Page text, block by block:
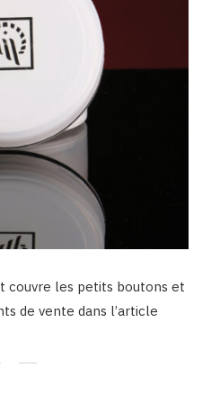
couvre les petits boutons et
de vente dans l’article